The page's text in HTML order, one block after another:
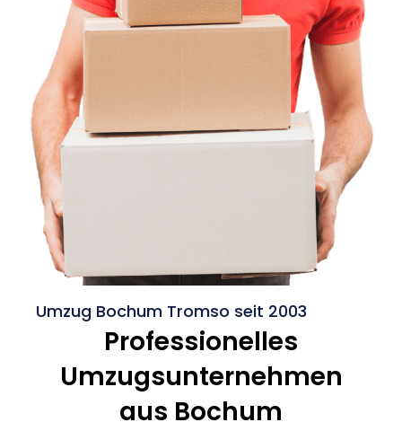
Umzug Bochum Tromso seit 2003
Professionelles
Umzugsunternehmen
aus Bochum